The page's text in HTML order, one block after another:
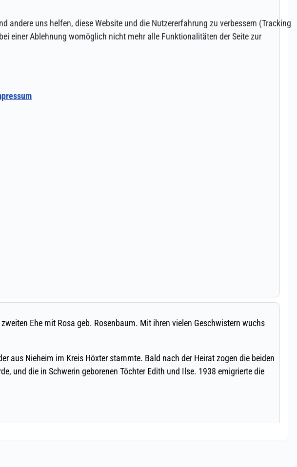
andere uns helfen, diese Website und die Nutzererfahrung zu verbessern (Tracking
einer Ablehnung womöglich nicht mehr alle Funktionalitäten der Seite zur